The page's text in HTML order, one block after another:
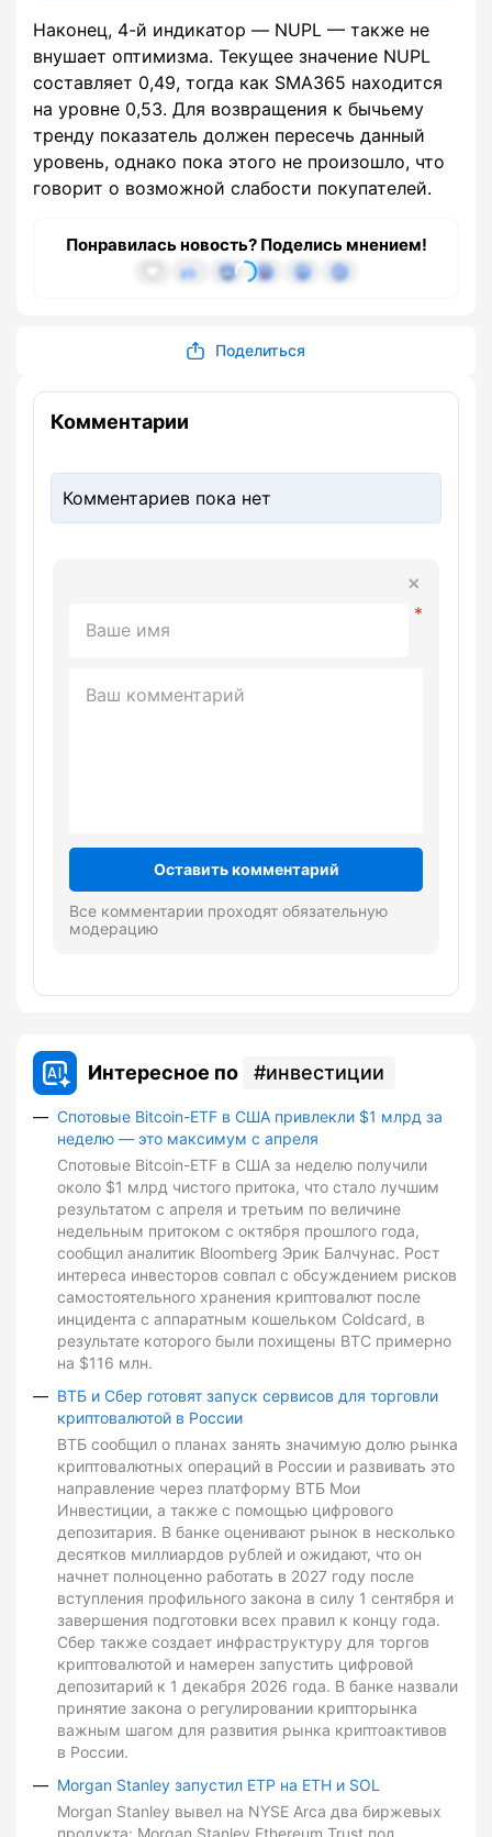
Наконец, 4-й индикатор — NUPL — также не
внушает оптимизма. Текущее значение NUPL
составляет 0,49, тогда как SMA365 находится
на уровне 0,53. Для возвращения к бычьему
тренду показатель должен пересечь данный
уровень, однако пока этого не произошло, что
говорит о возможной слабости покупателей.
Понравилась новость? Поделись мнением!
Поделиться
Комментарии
Комментариев пока нет
Оставить комментарий
Все комментарии проходят обязательную
модерацию
Интересное по инвестиции
Спотовые Bitcoin-ETF в США привлекли $1 млрд за
неделю — это максимум с апреля
Спотовые Bitcoin-ETF в США за неделю получили
около $1 млрд чистого притока, что стало лучшим
результатом с апреля и третьим по величине
недельным притоком с октября прошлого года,
сообщил аналитик Bloomberg Эрик Балчунас. Рост
интереса инвесторов совпал с обсуждением рисков
самостоятельного хранения криптовалют после
инцидента с аппаратным кошельком Coldcard, в
результате которого были похищены BTC примерно
на $116 млн.
ВТБ и Сбер готовят запуск сервисов для торговли
криптовалютой в России
ВТБ сообщил о планах занять значимую долю рынка
криптовалютных операций в России и развивать это
направление через платформу ВТБ Мои
Инвестиции, а также с помощью цифрового
депозитария. В банке оценивают рынок в несколько
десятков миллиардов рублей и ожидают, что он
начнет полноценно работать в 2027 году после
вступления профильного закона в силу 1 сентября и
завершения подготовки всех правил к концу года.
Сбер также создает инфраструктуру для торгов
криптовалютой и намерен запустить цифровой
депозитарий к 1 декабря 2026 года. В банке назвали
принятие закона о регулировании крипторынка
важным шагом для развития рынка криптоактивов
в России.
Morgan Stanley запустил ETP на ETH и SOL
Morgan Stanley вывел на NYSE Arca два биржевых